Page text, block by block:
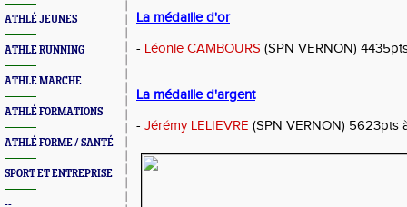
ATHLÉ JEUNES
ATHLE RUNNING
ATHLE MARCHE
ATHLÉ FORMATIONS
ATHLÉ FORME / SANTÉ
SPORT ET ENTREPRISE
La médaille d'or
- Léonie CAMBOURS (SPN VERNON)
La médaille d'argent
- Jérémy LELIEVRE (SPN VERNON) 5623pts